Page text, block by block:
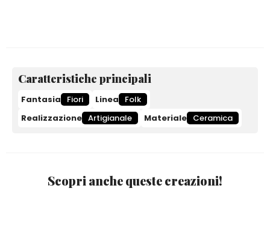
Caratteristiche principali
Fantasia Fiori Linea
Folk
Realizzazione Artigianale Materiale Ceramica
Scopri anche queste creazioni!